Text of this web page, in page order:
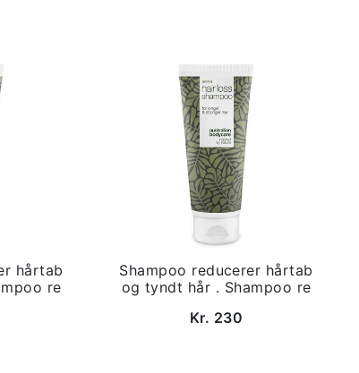
hårtab
re
Shampoo reducerer hårtab
og tyndt hår . Shampoo re
Kr. 230